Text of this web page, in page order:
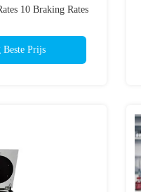
10 Braking Rates
Prijs